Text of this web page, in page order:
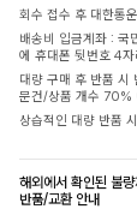
회수 접수 후 대한통
배송비 입금계좌 :
에 휴대폰 뒷번호 4
대량 구매 후 반품 시
문건/상품 개수 70%
상습적인 대량 반품
해외에서 확인된 불
반품/교환 안내